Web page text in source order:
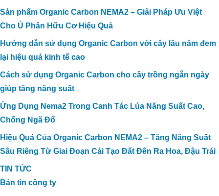
Sản phẩm Organic Carbon NEMA2 – Giải Pháp Ưu Việt
Cho Ủ Phân Hữu Cơ Hiệu Quả
Hướng dẫn sử dụng Organic Carbon với cây lâu năm đem
lại hiệu quả kinh tế cao
Cách sử dụng Organic Carbon cho cây trồng ngắn ngày
giúp tăng năng suất
Ứng Dụng Nema2 Trong Canh Tác Lúa Năng Suất Cao,
Chống Ngã Đổ
Hiệu Quả Của Organic Carbon NEMA2 – Tăng Năng Suất
Sầu Riêng Từ Giai Đoạn Cải Tạo Đất Đến Ra Hoa, Đậu Trái
TIN TỨC
Bản tin công ty